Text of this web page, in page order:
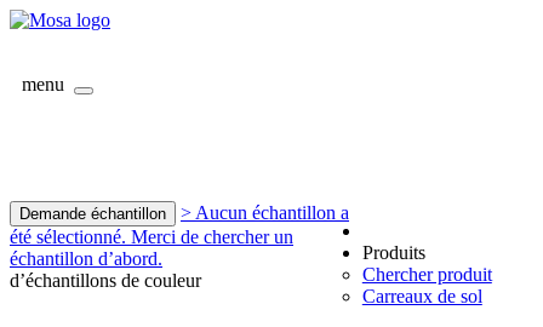
menu
Demande échantillon
> Aucun échantillon a
été sélectionné. Merci de chercher un
échantillon d’abord.
d’échantillons de couleur
Produits
Chercher produit
Carreaux de sol